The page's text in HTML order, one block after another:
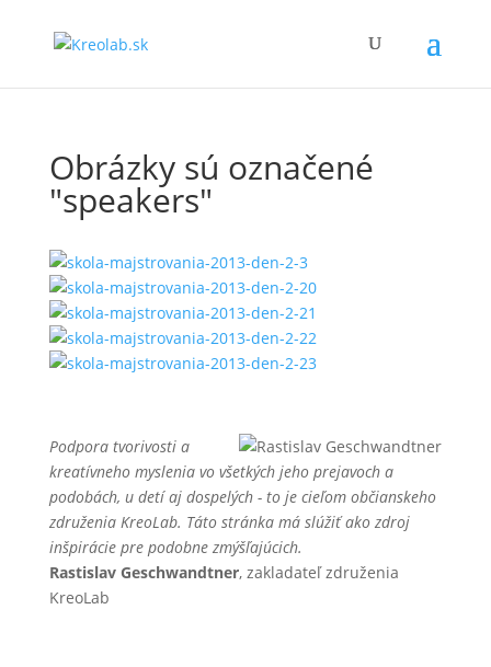
Obrázky sú označené
"speakers"
Podpora tvorivosti a
kreatívneho myslenia vo všetkých jeho prejavoch a
podobách, u detí aj dospelých - to je cieľom občianskeho
združenia KreoLab. Táto stránka má slúžiť ako zdroj
inšpirácie pre podobne zmýšľajúcich.
Rastislav Geschwandtner, zakladateľ združenia
KreoLab